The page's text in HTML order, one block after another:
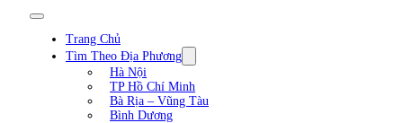
Trang Chủ
Tìm Theo Địa Phương
Hà Nội
TP Hồ Chí Minh
Bà Rịa – Vũng Tàu
Bình Dương